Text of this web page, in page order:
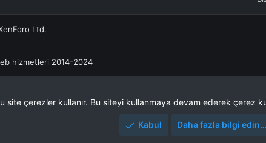
Ltd.
hizmetleri 2014-2024
site çerezler kullanır. Bu siteyi kullanmaya devam ederek çerez
Kabul Daha fazla bilgi edin…